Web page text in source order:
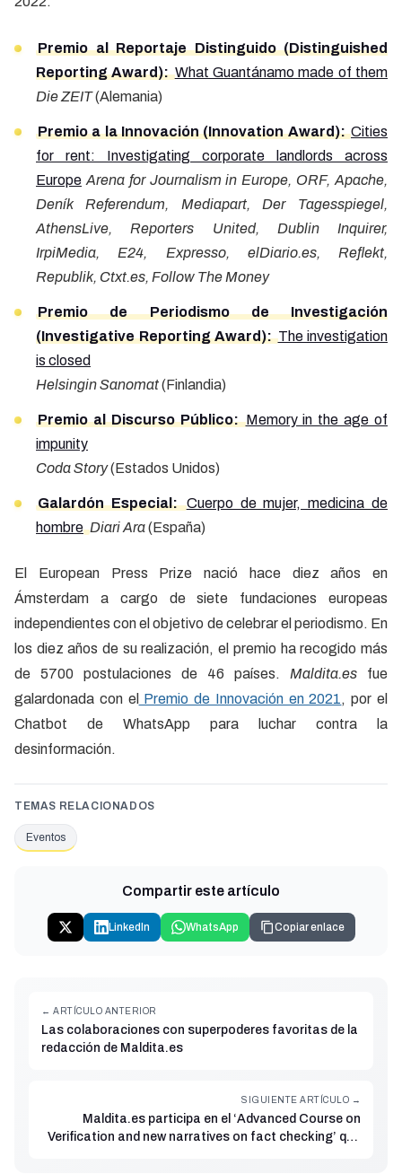
Premio al Reportaje Distinguido (Distinguished
Reporting Award):What Guantánamo made of them
Die ZEIT(Alemania)
Premio a la Innovación (Innovation Award):Cities
for rent: Investigating corporate landlords across
Europe Arena for Journalism in Europe, ORF, Apache,
Deník Referendum, Mediapart, Der Tagesspiegel,
AthensLive, Reporters United, Dublin Inquirer,
IrpiMedia, E24, Expresso, elDiario.es, Reflekt,
Republik, Ctxt.es, Follow The Money
Premio de Periodismo de Investigación
(Investigative Reporting Award):The investigation
is closed
Helsingin Sanomat(Finlandia)
Premio al Discurso Público:Memory in the age of
impunity
Coda Story(Estados Unidos)
Galardón Especial:Cuerpo de mujer, medicina de
hombre Diari Ara(España)
El European Press Prize nació hace diez años en
Ámsterdam a cargo de siete fundaciones europeas
independientes con el objetivo de celebrar el periodismo. En
los diez años de su realización, el premio ha recogido más
de 5700 postulaciones de 46 países. Maldita.es fue
galardonada con el Premio de Innovación en 2021, por el
Chatbot de WhatsApp para luchar contra la
desinformación.
TEMAS RELACIONADOS
Eventos
Compartir este artículo
LinkedIn WhatsApp Copiar enlace
← ARTÍCULO ANTERIOR
Las colaboraciones con superpoderes favoritas de la
redacción de Maldita.es
SIGUIENTE ARTÍCULO →
Maldita.es participa en el ‘Advanced Course on
Verification and new narratives on fact checking’ que